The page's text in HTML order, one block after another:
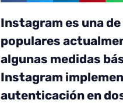
Instagram es una
populares
algunas medidas
Instagram
autenticación en